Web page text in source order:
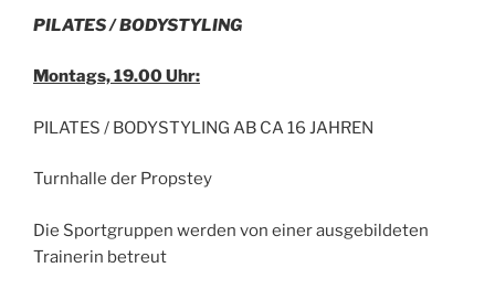
PILATES / BODYSTYLING
Montags, 19.00 Uhr:
PILATES / BODYSTYLING AB CA 16 JAHREN
Turnhalle der Propstey
Die Sportgruppen werden von einer ausgebildeten
Trainerin betreut